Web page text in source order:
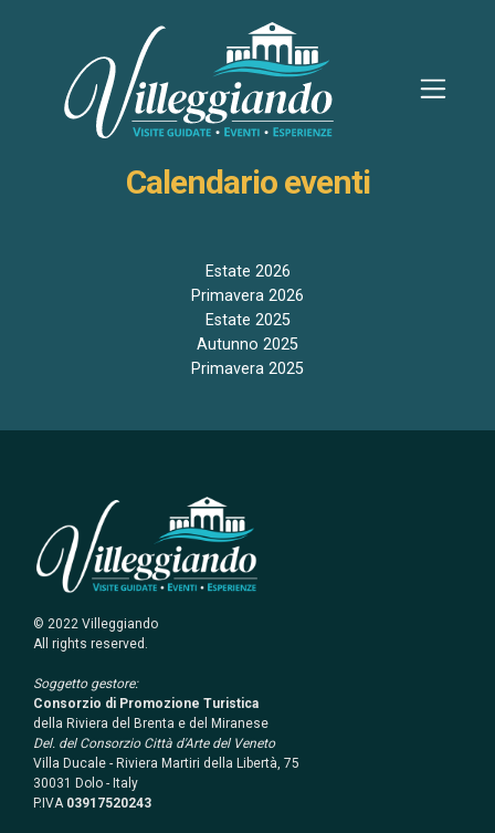
Calendario eventi
Estate 2026
Primavera 2026
Estate 2025
Autunno 2025
Primavera 2025
© 2022 Villeggiando
All rights reserved.
Soggetto gestore:
Consorzio di Promozione Turistica
della Riviera del Brenta e del Miranese
Del. del Consorzio Città d'Arte del Veneto
Villa Ducale - Riviera Martiri della Libertà, 75
30031 Dolo - Italy
P.IVA 03917520243